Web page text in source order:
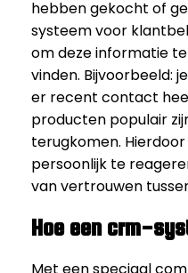
hebben gekocht of
systeem voor
om deze informatie
vinden. Bijvoorbeeld:
er recent contact
producten populair
terugkomen.
persoonlijk te
van vertrouwen
Hoe een crm-